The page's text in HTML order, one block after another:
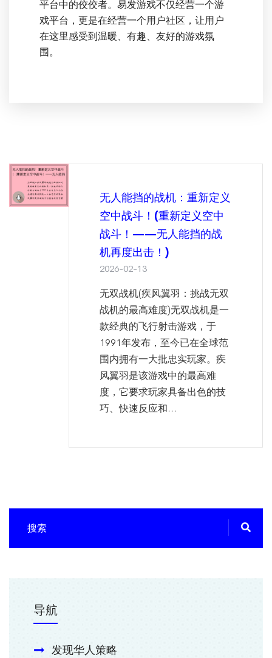
平台中的佼佼者。易发游戏不仅经营一个游
戏平台，更是在经营一个用户社区，让用户
在这里感受到温暖、有趣、友好的游戏氛
围。
无人能挡的战机：重新定义
空中战斗！(重新定义空中
战斗！——无人能挡的战
机再度出击！)
2026-02-13
无双战机(疾风翼羽：挑战无双
战机的最高难度)无双战机是一
款经典的飞行射击游戏，于
1991年发布，至今已在全球范
围内拥有一大批忠实玩家。疾
风翼羽是该游戏中的最高难
度，它要求玩家具备出色的技
巧、快速反应和...
导航
发现华人策略